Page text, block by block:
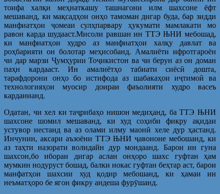
тоифа халқи меҳнаткашу ташнагони илм шахсоне ёфт
мешаванд, ки мақсадҳои онҳо тамоман дигар буда, бар зидди
манфиатҳои ҷомеаи сулҳпарвару ҳукумати мамлакати мо
равон карда шудааст.Мисоли равшан ин ТТЭ ЊНИ мебошад,
ки манфиатҳои худро аз манфиатҳои халқу давлат ва
роҳбарияти он болотар меҳисобанд. Амалиёти ифротгароён
чи дар марзи Ҷумҳурии Тоҷикистон ва чи берун аз он доман
паҳн кардааст. Ин амалиётҳо табиати сиёсӣ дошта,
тарафдорони онҳо бо истифода аз шабакаҳои иҷтимоӣ ва
технологияҳои муосир доираи фаъолияти худро васеъ
карданианд.
Одатан, чи хел ки таҷрибаҳо нишон медиҳанд, ба ТТЭ ЊНИ
шахсоне шомил мешаванд, ки худ соҳиби фикру ақидаи
устувор нестанд ва аз олами илму маонӣ хеле дур ҳастанд.
Инчунин, аксари аъзоёни ТТЭ ЊНИ ҷавононе мебошанд, ки
аз таҳти назорати волидайн дур мондаанд. Барои ин гуна
шахсон,бо ибораи дигар аслан онҳоро шахс гуфтан ҳам
мумкин нодуруст бошад, балки нокас гуфтан беҳтар аст, барои
манфатҳои шахсии худ қодир мебошанд, ки ҳамаи ин
неъматҳоро бе ягон фикру андеша фурӯшанд.